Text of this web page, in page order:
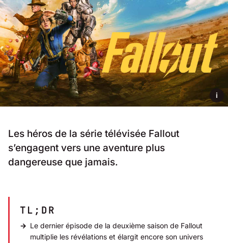
i
Les héros de la série télévisée Fallout
s’engagent vers une aventure plus
dangereuse que jamais.
TL;DR
Le dernier épisode de la deuxième saison de Fallout
multiplie les révélations et élargit encore son univers